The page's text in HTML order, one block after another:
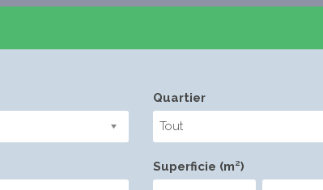
Quartier
Tout
Superficie (m²)